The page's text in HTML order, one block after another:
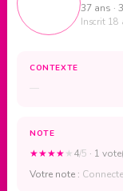
37 ans ·
Inscrit 18
CONTEXTE
—
NOTE
★★★★★4/5 · 1
Votre note :